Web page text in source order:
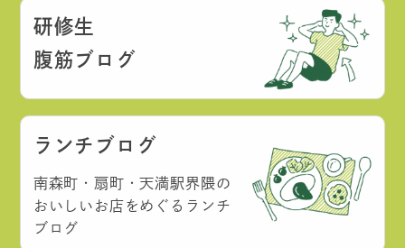
研修生
腹筋ブログ
ランチブログ
南森町・扇町・天満駅界隈の
おいしいお店をめぐるランチ
ブログ